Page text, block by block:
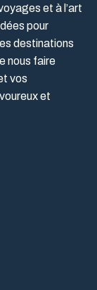
et à l’art
pour
destinations
nous faire
vos
et